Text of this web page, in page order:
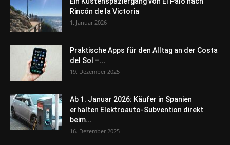
Rincón de la Victoria
1. Januar 2026
Praktische Apps für den Alltag an der Costa
del Sol –...
19. Dezember 2025
Ab 1. Januar 2026: Käufer in Spanien
erhalten Elektroauto-Subvention direkt
beim...
16. Dezember 2025